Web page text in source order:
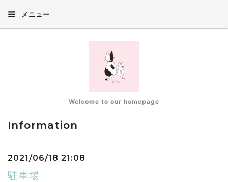
メニュー
Welcome to our homepage
Information
2021/06/18 21:08
駐車場